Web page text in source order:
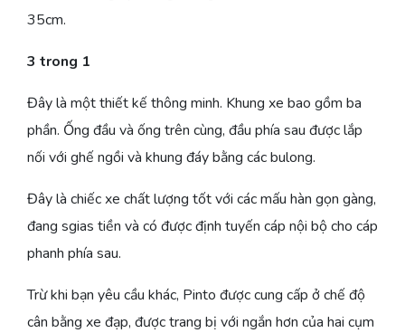
35cm.
3 trong 1
Đây là một thiết kế thông minh. Khung xe bao gồm ba
phần. Ống đầu và ống trên cùng, đầu phía sau được lắp
nối với ghế ngồi và khung đáy bằng các bulong.
Đây là chiếc xe chất lượng tốt với các mấu hàn gọn gàng,
đang sgias tiền và có được định tuyến cáp nội bộ cho cáp
phanh phía sau.
Trừ khi bạn yêu cầu khác, Pinto được cung cấp ở chế độ
cân bằng xe đạp, được trang bị với ngắn hơn của hai cụm